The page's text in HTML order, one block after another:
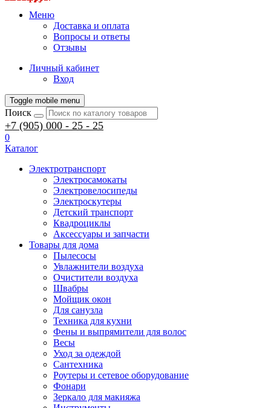
Меню
Доставка и оплата
Вопросы и ответы
Отзывы
Личный кабинет
Вход
Toggle mobile menu
Поиск
+7 (905) 000 - 25 - 25
0
Каталог
Электротранспорт
Электросамокаты
Электровелосипеды
Электроскутеры
Детский транспорт
Квадроциклы
Аксессуары и запчасти
Товары для дома
Пылесосы
Увлажнители воздуха
Очистители воздуха
Швабры
Мойщик окон
Для санузла
Техника для кухни
Фены и выпрямители для волос
Весы
Уход за одеждой
Сантехника
Роутеры и сетевое оборудование
Фонари
Зеркало для макияжа